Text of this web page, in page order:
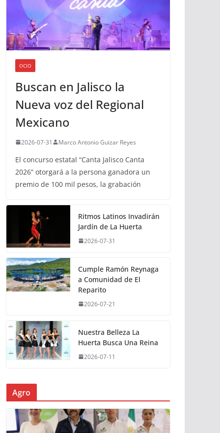
OCIO
Buscan en Jalisco la
Nueva voz del Regional
Mexicano
2026-07-31 Marco Antonio Guizar Reyes
El concurso estatal “Canta Jalisco Canta
2026” otorgará a la persona ganadora un
premio de 100 mil pesos, la grabación
Ritmos Latinos Invadirán
Jardín de La Huerta
2026-07-31
Cumple Ramón Reynaga
a Comunidad de El
Reparito
2026-07-21
Nuestra Belleza La
Huerta Busca Una Reina
2026-07-11
Agro